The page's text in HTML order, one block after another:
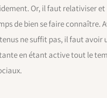
Or, il faut relativiser et
de bien se faire connaître.
ne suffit pas, il faut avoir
en étant active tout le